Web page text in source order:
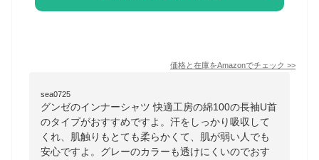
価格と在庫をAmazonでチェック >>
sea0725
グンゼのインナーシャツ 快適工房の綿100の長袖U首
のタイプがおすすめですよ。汗をしっかり吸収して
くれ、肌触りもとても柔らかくて、肌が弱い人でも
安心ですよ。グレーのカラーも透けにくいのでおす